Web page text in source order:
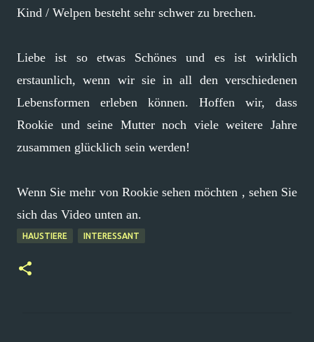
Kind / Welpen besteht sehr schwer zu brechen.
Liebe ist so etwas Schönes und es ist wirklich
erstaunlich, wenn wir sie in all den verschiedenen
Lebensformen erleben können. Hoffen wir, dass
Rookie und seine Mutter noch viele weitere Jahre
zusammen glücklich sein werden!
Wenn Sie mehr von Rookie sehen möchten , sehen Sie
sich das Video unten an.
HAUSTIERE INTERESSANT